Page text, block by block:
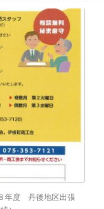
年度 丹後地区出張